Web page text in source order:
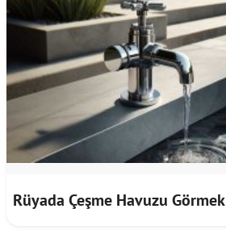
Rüyada Çeşme Havuzu Görmek